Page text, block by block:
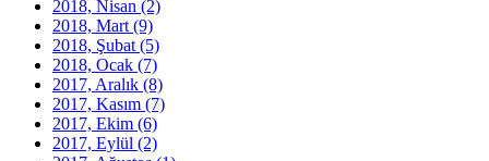
2018, Nisan (2)
2018, Mart (9)
2018, Şubat (5)
2018, Ocak (7)
2017, Aralık (8)
2017, Kasım (7)
2017, Ekim (6)
2017, Eylül (2)